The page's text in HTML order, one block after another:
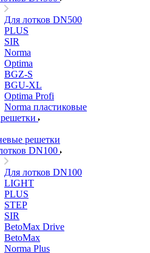
Для лотков DN500
PLUS
SIR
Norma
Optima
BGZ-S
BGU-XL
Optima Profi
Norma пластиковые
решетки
DN100
Для лотков DN100
LIGHT
PLUS
STEP
SIR
BetoMax Drive
BetoMax
Norma Plus